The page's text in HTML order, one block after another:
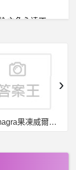
希
洽- 主角永遠不會自己寫作業怎麼辦 主角永遠不會自己寫作業怎麼辦
諮商
美
國籃球- Rondo這兩年的操作算不算我湖之友? Rondo這兩年的操作算不算我湖之友?
定
印度kamagra果凍威爾剛用於治療男性勃起功能障礙
›